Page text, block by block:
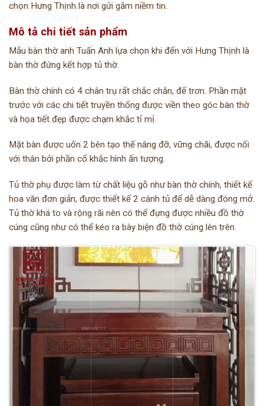
chọn Hưng Thịnh là nơi gửi gắm niềm tin.
Mô tả chi tiết sản phẩm
Mẫu bàn thờ anh Tuấn Anh lựa chọn khi đến với Hưng Thịnh là
bàn thờ đứng kết hợp tủ thờ.
Bàn thờ chính có 4 chân trụ rất chắc chắn, đế trơn. Phần mặt
trước với các chi tiết truyền thống được viền theo góc bàn thờ
và họa tiết đẹp được chạm khắc tỉ mỉ.
Mặt bàn được uốn 2 bên tạo thế nâng đỡ, vững chãi, được nối
với thân bởi phần cổ khắc hình ấn tượng.
Tủ thờ phụ được làm từ chất liệu gỗ như bàn thờ chính, thiết kế
hoa văn đơn giản, được thiết kế 2 cánh tủ để dễ dàng đóng mở.
Tủ thờ khá to và rộng rãi nên có thể đựng được nhiều đồ thờ
cúng cũng như có thể kéo ra bày biện đồ thờ cúng lên trên.